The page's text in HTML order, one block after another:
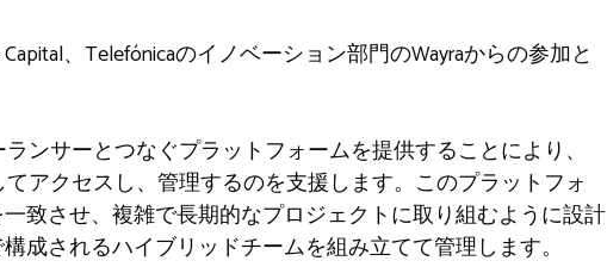
、Telefónicaのイノベーション部門のWayraからの参加と
ンサーとつなぐプラットフォームを提供することにより、
アクセスし、管理するのを支援します。このプラットフォ
致させ、複雑で長期的なプロジェクトに取り組むように設計
成されるハイブリッドチームを組み立てて管理します。